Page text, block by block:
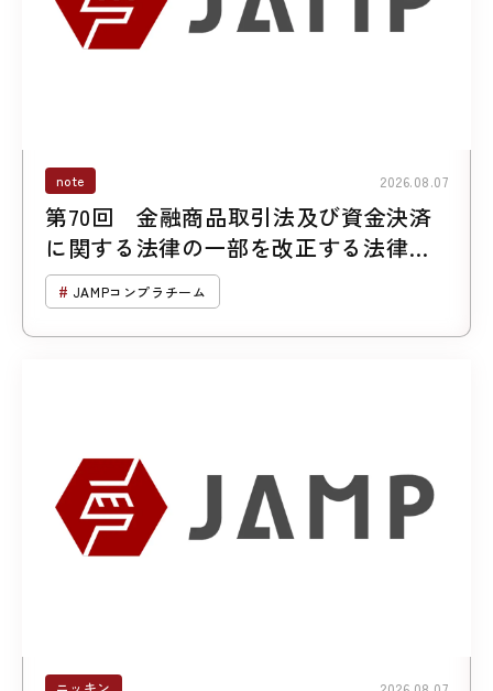
note 2026.08.07
第70回 金融商品取引法及び資金決済
に関する法律の一部を改正する法律案
について （第２回「暗号資産に係る規
制の見直し」）
JAMPコンプラチーム